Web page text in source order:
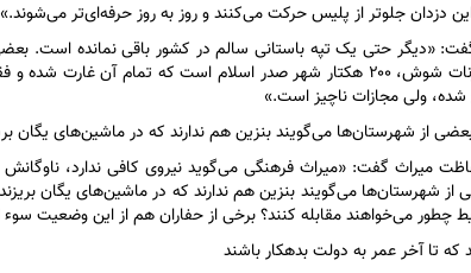
دزدان جلوتر از پلیس حرکت می‌کنند و روز به روز حرفه‌ای‌تر می‌شوند.»
«دیگر حتی یک تپه باستانی سالم در کشور باقی نمانده است.
حتی با لودر جا به جا شده‌اند. مثلا مگرنات شوش، ۲۰۰ هکتار شهر صدر اسلام
ولی مجازات ناچیز است.»
از شهرستان‌ها می‌گویند بنزین هم ندارند که در ماشین‌های یگان
میراث گفت: «میراث فرهنگی می‌گوید نیروی کافی ندارد،
شهرستان‌ها می‌گویند بنزین هم ندارند که در ماشین‌های یگان
چطور می‌خواهند مقابله کنند؟ برخی از حفاران هم از این وضعیت
که تا آخر عمر به دولت بدهکار باشند